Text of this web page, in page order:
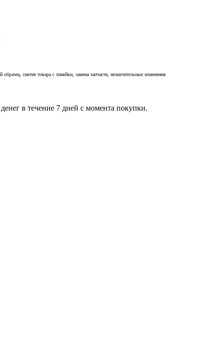
образец, снятие товара с линейки, замена запчасти, незначительные изменения
в течение 7 дней с момента покупки.